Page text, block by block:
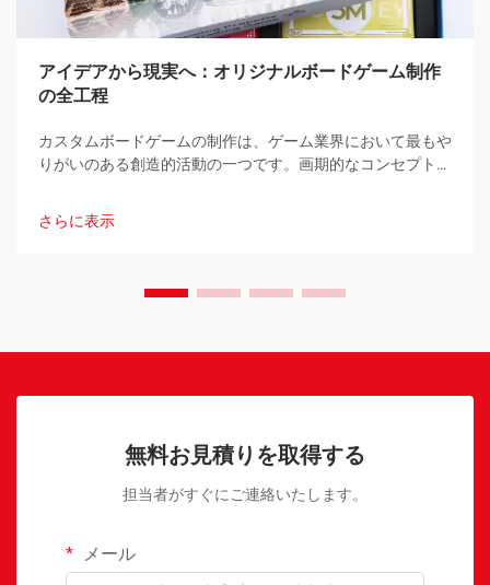
アイデアから現実へ：オリジナルボードゲーム制作
の全工程
カスタムボードゲームの制作は、ゲーム業界において最もや
りがいのある創造的活動の一つです。画期的なコンセプトを
ツールを開発しようとする既存企業であれ…
さらに表示
無料お見積りを取得する
担当者がすぐにご連絡いたします。
メール